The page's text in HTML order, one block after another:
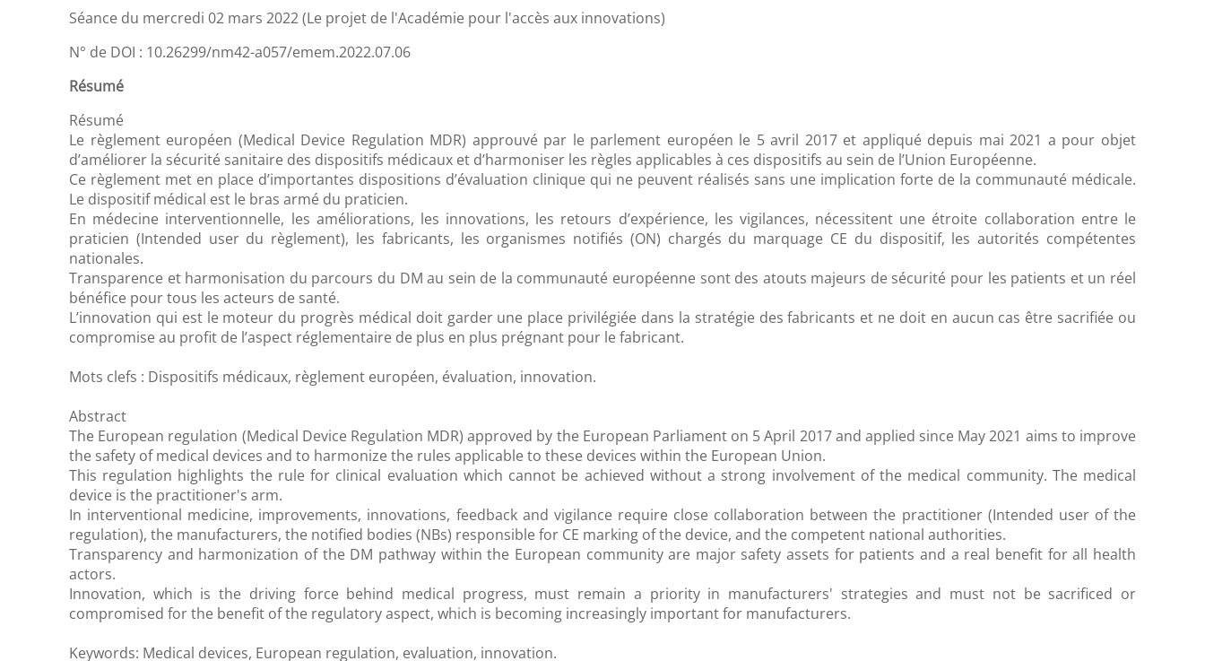
Séance du mercredi 02 mars 2022 (Le projet de l'Académie pour l'accès aux innovations)
N° de DOI : 10.26299/nm42-a057/emem.2022.07.06
Résumé
Résumé
Le règlement européen (Medical Device Regulation MDR) approuvé par le parlement européen le 5 avril 2017 et appliqué depuis mai 2021 a pour objet
d’améliorer la sécurité sanitaire des dispositifs médicaux et d’harmoniser les règles applicables à ces dispositifs au sein de l’Union Européenne.
Ce règlement met en place d’importantes dispositions d’évaluation clinique qui ne peuvent réalisés sans une implication forte de la communauté médicale.
Le dispositif médical est le bras armé du praticien.
En médecine interventionnelle, les améliorations, les innovations, les retours d’expérience, les vigilances, nécessitent une étroite collaboration entre le
praticien (Intended user du règlement), les fabricants, les organismes notifiés (ON) chargés du marquage CE du dispositif, les autorités compétentes
nationales.
Transparence et harmonisation du parcours du DM au sein de la communauté européenne sont des atouts majeurs de sécurité pour les patients et un réel
bénéfice pour tous les acteurs de santé.
L’innovation qui est le moteur du progrès médical doit garder une place privilégiée dans la stratégie des fabricants et ne doit en aucun cas être sacrifiée ou
compromise au profit de l’aspect réglementaire de plus en plus prégnant pour le fabricant.
Mots clefs : Dispositifs médicaux, règlement européen, évaluation, innovation.
Abstract
The European regulation (Medical Device Regulation MDR) approved by the European Parliament on 5 April 2017 and applied since May 2021 aims to improve
the safety of medical devices and to harmonize the rules applicable to these devices within the European Union.
This regulation highlights the rule for clinical evaluation which cannot be achieved without a strong involvement of the medical community. The medical
device is the practitioner's arm.
In interventional medicine, improvements, innovations, feedback and vigilance require close collaboration between the practitioner (Intended user of the
regulation), the manufacturers, the notified bodies (NBs) responsible for CE marking of the device, and the competent national authorities.
Transparency and harmonization of the DM pathway within the European community are major safety assets for patients and a real benefit for all health
actors.
Innovation, which is the driving force behind medical progress, must remain a priority in manufacturers' strategies and must not be sacrificed or
compromised for the benefit of the regulatory aspect, which is becoming increasingly important for manufacturers.
Keywords: Medical devices, European regulation, evaluation, innovation.